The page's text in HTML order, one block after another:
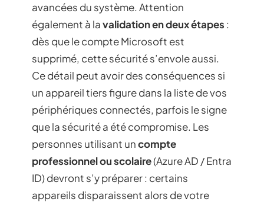
avancées du système. Attention
également à lavalidation en deux étapes :
dès que le compte Microsoft est
supprimé, cette sécurité s’envole aussi.
Ce détail peut avoir des conséquences si
un appareil tiers figure dans la liste de vos
périphériques connectés, parfois le signe
que la sécurité a été compromise. Les
personnes utilisant uncompte
professionnel ou scolaire(Azure AD / Entra
ID) devront s’y préparer : certains
appareils disparaissent alors de votre